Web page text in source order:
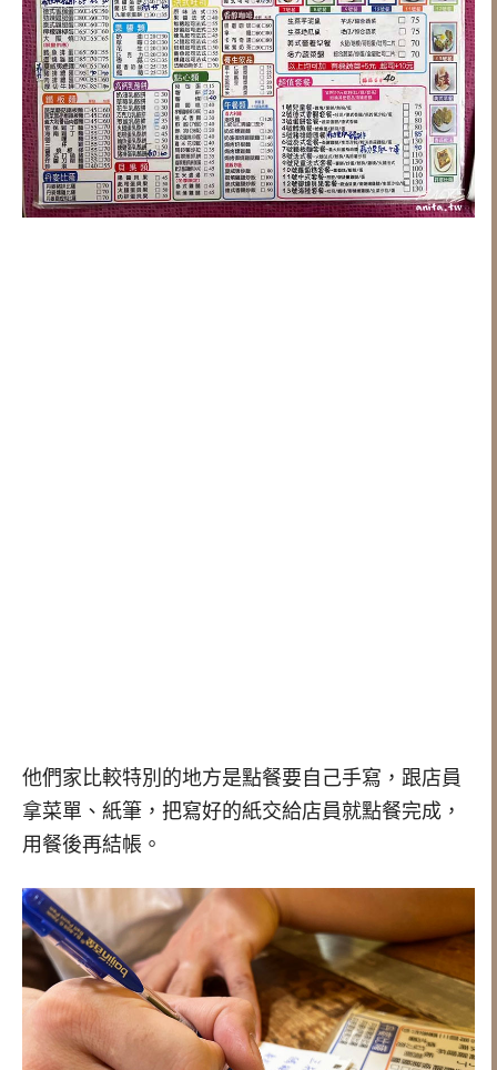
他們家比較特別的地方是點餐要自己手寫，跟店員
拿菜單、紙筆，把寫好的紙交給店員就點餐完成，
用餐後再結帳。